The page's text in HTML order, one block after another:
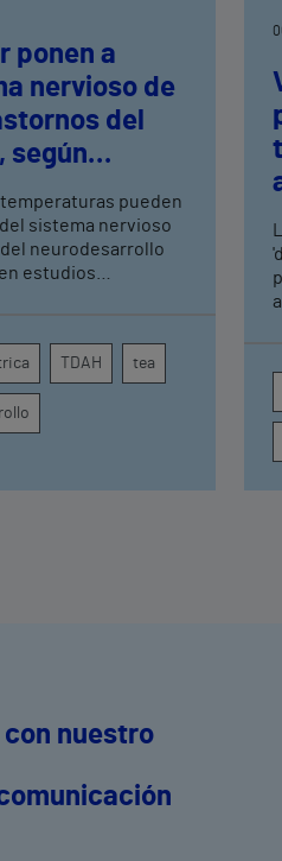
ponen a
nervioso de
del
según
temperaturas pueden
sistema nervioso
neurodesarrollo
estudios
y la
TDAH tea
nuestro